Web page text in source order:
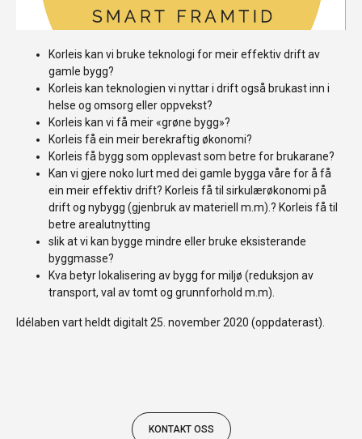
Korleis kan vi bruke teknologi for meir effektiv drift av
gamle bygg?
Korleis kan teknologien vi nyttar i drift også brukast inn i
helse og omsorg eller oppvekst?
Korleis kan vi få meir «grøne bygg»?
Korleis få ein meir berekraftig økonomi?
Korleis få bygg som opplevast som betre for brukarane?
Kan vi gjere noko lurt med dei gamle bygga våre for å få
ein meir effektiv drift? Korleis få til sirkulærøkonomi på
drift og nybygg (gjenbruk av materiell m.m).? Korleis få til
betre arealutnytting
slik at vi kan bygge mindre eller bruke eksisterande
byggmasse?
Kva betyr lokalisering av bygg for miljø (reduksjon av
transport, val av tomt og grunnforhold m.m).
Idélaben vart heldt digitalt 25. november 2020 (oppdaterast).
KONTAKT OSS